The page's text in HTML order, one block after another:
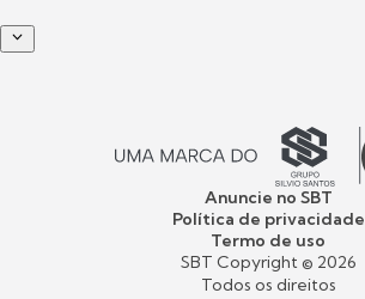
Anuncie no SBT
Política de privacidade
Termo de uso
SBT Copyright © 2026
Todos os direitos